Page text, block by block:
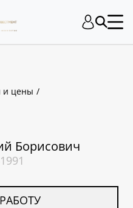
и цены
Борисович